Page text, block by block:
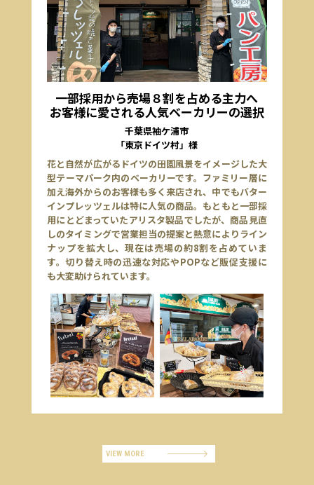
一部採用から売場８割を占める主力へ
お客様に愛される人気ベーカリーの選択
千葉県袖ケ浦市
「東京ドイツ村」様
花と自然が広がるドイツの田園風景をイメージした大
型テーマパーク内のベーカリーです。ファミリー層に
加え海外からのお客様も多く来店され、中でもバター
インプレッツェルは特に人気の商品。もともと一部採
用にとどまっていたアリスタ製品でしたが、商品見直
しのタイミングで営業担当の提案と熱意によりライン
ナップを拡大し、現在は売場の約8割を占めていま
す。切り替え時の迅速な対応やPOPなど販促支援に
も大変助けられています。
VIEW MORE